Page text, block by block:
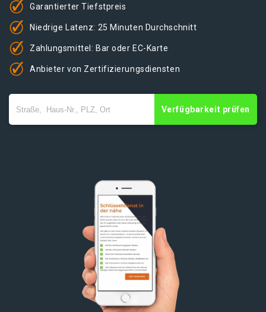
Garantierter Tiefstpreis
Niedrige Latenz: 25 Minuten Durchschnitt
Zahlungsmittel: Bar oder EC-Karte
Anbieter von Zertifizierungsdiensten
Verfügbarkeit prüfen